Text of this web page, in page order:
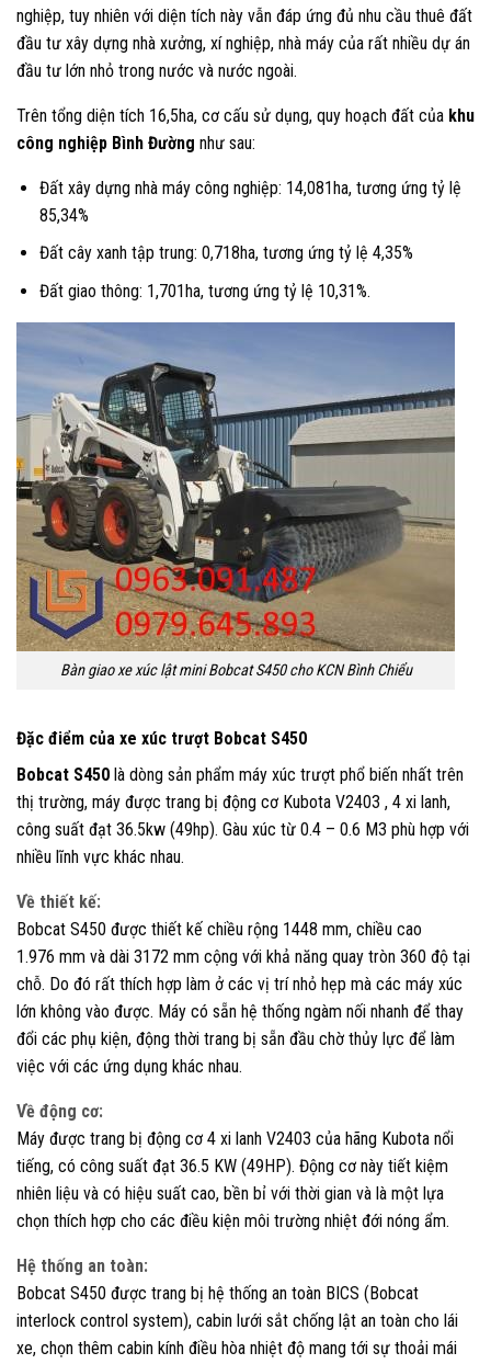
nghiệp, tuy nhiên với diện tích này vẫn đáp ứng đủ nhu cầu thuê đất
đầu tư xây dựng nhà xưởng, xí nghiệp, nhà máy của rất nhiều dự án
đầu tư lớn nhỏ trong nước và nước ngoài.
Trên tổng diện tích 16,5ha, cơ cấu sử dụng, quy hoạch đất của khu
công nghiệp Bình Đường như sau:
Đất xây dựng nhà máy công nghiệp: 14,081ha, tương ứng tỷ lệ
85,34%
Đất cây xanh tập trung: 0,718ha, tương ứng tỷ lệ 4,35%
Đất giao thông: 1,701ha, tương ứng tỷ lệ 10,31%.
Bàn giao xe xúc lật mini Bobcat S450 cho KCN Bình Chiểu
Đặc điểm của xe xúc trượt Bobcat S450
Bobcat S450 là dòng sản phẩm máy xúc trượt phổ biến nhất trên
thị trường, máy được trang bị động cơ Kubota V2403 , 4 xi lanh,
công suất đạt 36.5kw (49hp). Gàu xúc từ 0.4 – 0.6 M3 phù hợp với
nhiều lĩnh vực khác nhau.
Về thiết kế:
Bobcat S450 được thiết kế chiều rộng 1448 mm, chiều cao
1.976 mm và dài 3172 mm cộng với khả năng quay tròn 360 độ tại
chỗ. Do đó rất thích hợp làm ở các vị trí nhỏ hẹp mà các máy xúc
lớn không vào được. Máy có sẵn hệ thống ngàm nối nhanh để thay
đổi các phụ kiện, động thời trang bị sẵn đầu chờ thủy lực để làm
việc với các ứng dụng khác nhau.
Về động cơ:
Máy được trang bị động cơ 4 xi lanh V2403 của hãng Kubota nổi
tiếng, có công suất đạt 36.5 KW (49HP). Động cơ này tiết kiệm
nhiên liệu và có hiệu suất cao, bền bỉ với thời gian và là một lựa
chọn thích hợp cho các điều kiện môi trường nhiệt đới nóng ẩm.
Hệ thống an toàn:
Bobcat S450 được trang bị hệ thống an toàn BICS (Bobcat
interlock control system), cabin lưới sắt chống lật an toàn cho lái
xe, chọn thêm cabin kính điều hòa nhiệt độ mang tới sự thoải mái